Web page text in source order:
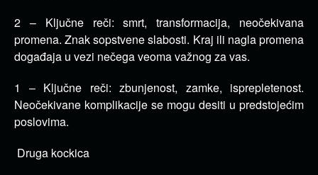
2 – Ključne reči: smrt, transformacija, neočekivana
promena. Znak sopstvene slabosti. Kraj ili nagla promena
događaja u vezi nečega veoma važnog za vas.
1 – Ključne reči: zbunjenost, zamke, isprepletenost.
Neočekivane komplikacije se mogu desiti u predstojećim
poslovima.
Druga kockica